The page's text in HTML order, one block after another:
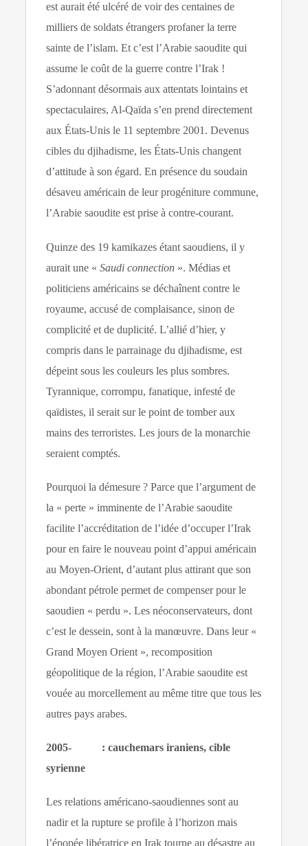
est aurait été ulcéré de voir des centaines de
milliers de soldats étrangers profaner la terre
sainte de l’islam. Et c’est l’Arabie saoudite qui
assume le coût de la guerre contre l’Irak !
S’adonnant désormais aux attentats lointains et
spectaculaires, Al-Qaïda s’en prend directement
aux États-Unis le 11 septembre 2001. Devenus
cibles du djihadisme, les États-Unis changent
d’attitude à son égard. En présence du soudain
désaveu américain de leur progéniture commune,
l’Arabie saoudite est prise à contre-courant.
Quinze des 19 kamikazes étant saoudiens, il y
aurait une «Saudi connection ». Médias et
politiciens américains se déchaînent contre le
royaume, accusé de complaisance, sinon de
complicité et de duplicité. L’allié d’hier, y
compris dans le parrainage du djihadisme, est
dépeint sous les couleurs les plus sombres.
Tyrannique, corrompu, fanatique, infesté de
qaïdistes, il serait sur le point de tomber aux
mains des terroristes. Les jours de la monarchie
seraient comptés.
Pourquoi la démesure ? Parce que l’argument de
la « perte » imminente de l’Arabie saoudite
facilite l’accréditation de l’idée d’occuper l’Irak
pour en faire le nouveau point d’appui américain
au Moyen-Orient, d’autant plus attirant que son
abondant pétrole permet de compenser pour le
saoudien « perdu ». Les néoconservateurs, dont
c’est le dessein, sont à la manœuvre. Dans leur «
Grand Moyen Orient », recomposition
géopolitique de la région, l’Arabie saoudite est
vouée au morcellement au même titre que tous les
autres pays arabes.
2005-
: cauchemars iraniens, cible
syrienne
Les relations américano-saoudiennes sont au
nadir et la rupture se profile à l’horizon mais
l’épopée libératrice en Irak tourne au désastre au